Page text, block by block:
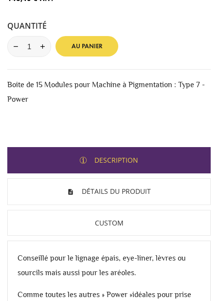
QUANTITÉ
AU PANIER
Boite de 15 Modules pour Machine à Pigmentation : Type 7 -
Power
DESCRIPTION
DÉTAILS DU PRODUIT
CUSTOM
Conseillé pour le lignage épais, eye-liner, lèvres ou
sourcils mais aussi pour les aréoles.
Comme toutes les autres » Power »idéales pour prise